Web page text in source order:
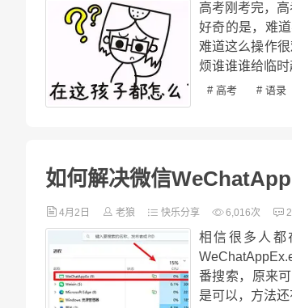
高考刚考完，
好奇的是，难
难道这么操作
烦谁谁谁给临
# 高考 # 语录
如何解决微信
4月2日 老狼 快乐分享 6,016次
相信很多人都
番搜索，原来
是可以，方法